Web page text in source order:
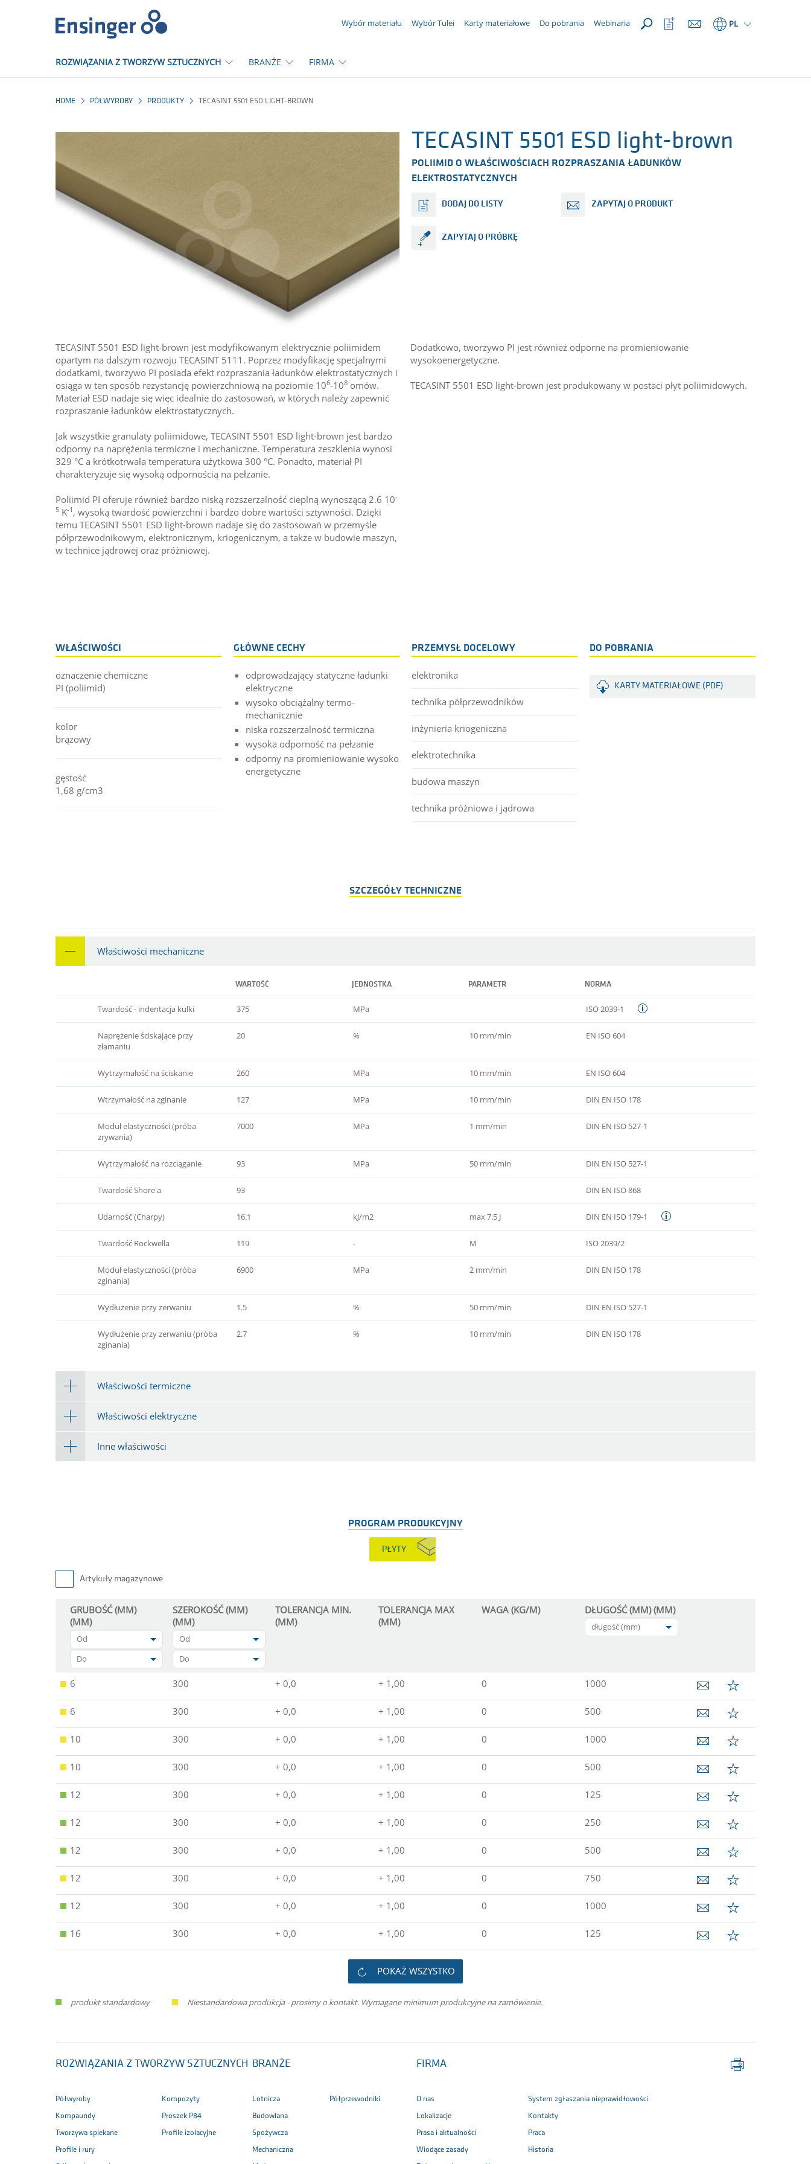
główna
Wybór materiału Wybór Tulei Karty materiałowe Do pobrania Webinaria PL
Otwórz
listę
ROZWIĄZANIA Z TWORZYW SZTUCZNYCH BRANŻE FIRMA
HOME PÓŁWYROBY PRODUKTY TECASINT 5501 ESD LIGHT-BROWN
TECASINT 5501 ESD light-brown
POLIIMID O WŁAŚCIWOŚCIACH ROZPRASZANIA ŁADUNKÓW
ELEKTROSTATYCZNYCH
DODAJ DO LISTY ZAPYTAJ O PRODUKT
ZAPYTAJ O PRÓBKĘ
TECASINT 5501 ESD light-brown jest modyfikowanym elektrycznie poliimidem
opartym na dalszym rozwoju TECASINT 5111. Poprzez modyfikację specjalnymi
dodatkami, tworzywo PI posiada efekt rozpraszania ładunków elektrostatycznych i
osiąga w ten sposób rezystancję powierzchniową na poziomie 106-108 omów.
Materiał ESD nadaje się więc idealnie do zastosowań, w których należy zapewnić
rozpraszanie ładunków elektrostatycznych.
Jak wszystkie granulaty poliimidowe, TECASINT 5501 ESD light-brown jest bardzo
odporny na naprężenia termiczne i mechaniczne. Temperatura zeszklenia wynosi
329 °C a krótkotrwała temperatura użytkowa 300 °C. Ponadto, materiał PI
charakteryzuje się wysoką odpornością na pełzanie.
Poliimid PI oferuje również bardzo niską rozszerzalność cieplną wynoszącą 2.6 10-
5 K-1 , wysoką twardość powierzchni i bardzo dobre wartości sztywności. Dzięki
temu TECASINT 5501 ESD light-brown nadaje się do zastosowań w przemyśle
półprzewodnikowym, elektronicznym, kriogenicznym, a także w budowie maszyn,
w technice jądrowej oraz próżniowej.
Dodatkowo, tworzywo PI jest również odporne na promieniowanie
wysokoenergetyczne.
TECASINT 5501 ESD light-brown jest produkowany w postaci płyt poliimidowych.
WŁAŚCIWOŚCI
oznaczenie chemiczne
PI (poliimid)
kolor
brązowy
gęstość
1,68 g/cm3
GŁÓWNE CECHY
odprowadzający statyczne ładunki
elektryczne
wysoko obciążalny termo-
mechanicznie
niska rozszerzalność termiczna
wysoka odporność na pełzanie
odporny na promieniowanie wysoko
energetyczne
PRZEMYSŁ DOCELOWY
elektronika
technika półprzewodników
inżynieria kriogeniczna
elektrotechnika
budowa maszyn
technika próżniowa i jądrowa
DO POBRANIA
KARTY MATERIAŁOWE (PDF)
SZCZEGÓŁY TECHNICZNE
Właściwości mechaniczne
WARTOŚĆ JEDNOSTKA PARAMETR NORMA
Twardość - indentacja kulki 375 MPa ISO 2039-1
Naprężenie ściskające przy
złamaniu
20 % 10 mm/min EN ISO 604
Wytrzymałość na ściskanie 260 MPa 10 mm/min EN ISO 604
Wtrzymałość na zginanie 127 MPa 10 mm/min DIN EN ISO 178
Moduł elastyczności (próba
zrywania)
7000 MPa 1 mm/min DIN EN ISO 527-1
Wytrzymałość na rozciąganie 93 MPa 50 mm/min DIN EN ISO 527-1
Twardość Shore'a 93 DIN EN ISO 868
Udarność (Charpy) 16.1 kJ/m2 max 7.5 J DIN EN ISO 179-1
Twardość Rockwella 119 - M ISO 2039/2
Moduł elastyczności (próba
zginania)
6900 MPa 2 mm/min DIN EN ISO 178
Wydłużenie przy zerwaniu 1.5 % 50 mm/min DIN EN ISO 527-1
Wydłużenie przy zerwaniu (próba
zginania)
2.7 % 10 mm/min DIN EN ISO 178
Właściwości termiczne
Właściwości elektryczne
Inne właściwości
PROGRAM PRODUKCYJNY
PŁYTY
Artykuły magazynowe
GRUBOŚĆ (MM)
(MM)
Od
Do
SZEROKOŚĆ (MM)
(MM)
Od
Do
TOLERANCJA MIN.
(MM)
TOLERANCJA MAX
(MM)
WAGA (KG/M) DŁUGOŚĆ (MM) (MM)
długość (mm)
6 300 + 0,0 + 1,00 0 1000
6 300 + 0,0 + 1,00 0 500
10 300 + 0,0 + 1,00 0 1000
10 300 + 0,0 + 1,00 0 500
12 300 + 0,0 + 1,00 0 125
12 300 + 0,0 + 1,00 0 250
12 300 + 0,0 + 1,00 0 500
12 300 + 0,0 + 1,00 0 750
12 300 + 0,0 + 1,00 0 1000
16 300 + 0,0 + 1,00 0 125
POKAŻ WSZYSTKO
produkt standardowy Niestandardowa produkcja - prosimy o kontakt. Wymagane minimum produkcyjne na zamówienie.
ROZWIĄZANIA Z TWORZYW SZTUCZNYCH
Półwyroby
Kompaundy
Tworzywa spiekane
Profile i rury
Kompozyty
Proszek P84
Profile izolacyjne
BRANŻE
Lotnicza
Budowlana
Spożywcza
Mechaniczna
Półprzewodniki
FIRMA
O nas
Lokalizacje
Prasa i aktualności
Wiodące zasady
System zgłaszania nieprawidłowości
Kontakty
Praca
Historia